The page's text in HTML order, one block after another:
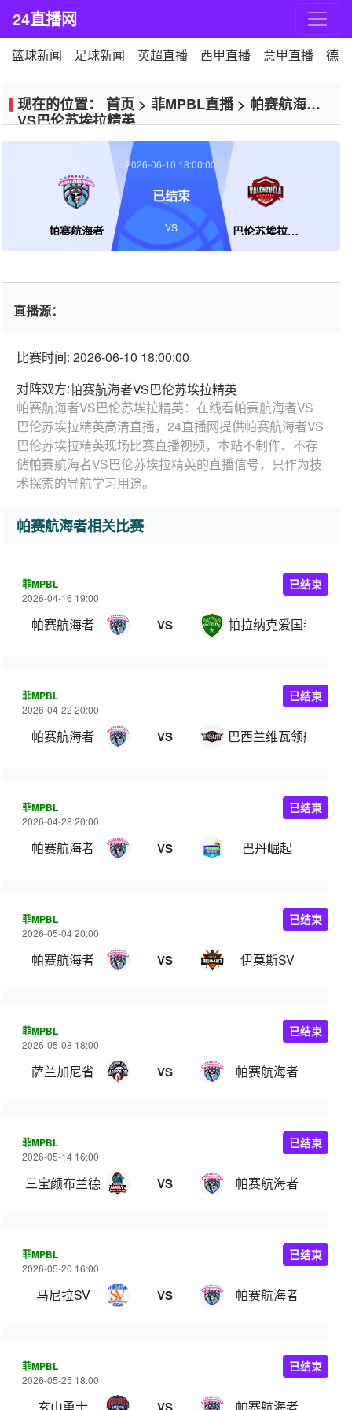
24直播网
篮球新闻 足球新闻 英超直播 西甲直播 意甲直播 德
现在的位置： 首页 > 菲MPBL直播> 帕赛航海者
VS巴伦苏埃拉精英
帕赛航海者 巴伦苏埃拉精英
2026-06-10 18:00:00
已结束
VS
直播源：
比赛时间: 2026-06-10 18:00:00
对阵双方:帕赛航海者VS巴伦苏埃拉精英
帕赛航海者VS巴伦苏埃拉精英：在线看帕赛航海者VS
巴伦苏埃拉精英高清直播，24直播网提供帕赛航海者VS
巴伦苏埃拉精英现场比赛直播视频，本站不制作、不存
储帕赛航海者VS巴伦苏埃拉精英的直播信号，只作为技
术探索的导航学习用途。
帕赛航海者相关比赛
菲MPBL
2026-04-16 19:00
帕赛航海者 VS 帕拉纳克爱国者
已结束
菲MPBL
2026-04-22 20:00
帕赛航海者 VS 巴西兰维瓦领航
已结束
菲MPBL
2026-04-28 20:00
帕赛航海者 VS 巴丹崛起
已结束
菲MPBL
2026-05-04 20:00
帕赛航海者 VS 伊莫斯SV
已结束
菲MPBL
2026-05-08 18:00
萨兰加尼省 VS 帕赛航海者
已结束
菲MPBL
2026-05-14 16:00
三宝颜布兰德 VS 帕赛航海者
已结束
菲MPBL
2026-05-20 16:00
马尼拉SV VS 帕赛航海者
已结束
菲MPBL
2026-05-25 18:00
已结束